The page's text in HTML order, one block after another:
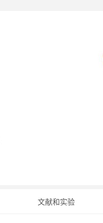
文献和实验